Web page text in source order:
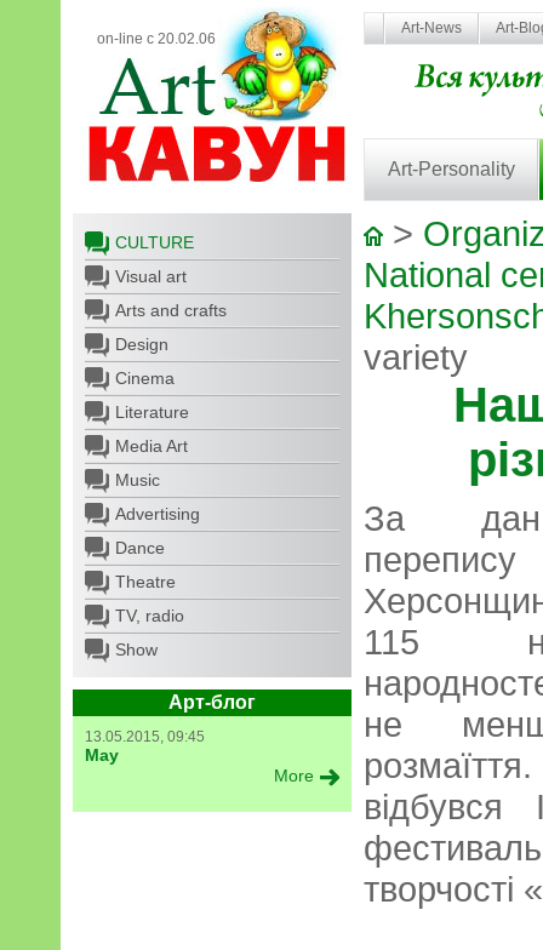
on-line с 20.02.06
Art-News Art-
Art-Personality
CULTURE
Visual art
Arts and crafts
Design
Cinema
Literature
Media Art
Music
Advertising
Dance
Theatre
TV, radio
Show
Арт-блог
13.05.2015, 09:45
May
More
>
National
variety
За
115
не
відбувся
творчості